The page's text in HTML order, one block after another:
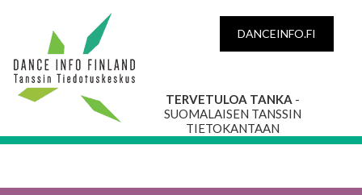
DANCEINFO.FI
TERVETULOA TANKA -
SUOMALAISEN TANSSIN
TIETOKANTAAN